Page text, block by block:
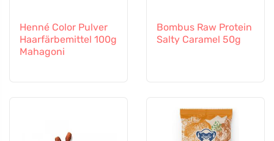
Henné Color Pulver
Haarfärbemittel 100g
Mahagoni
Bombus Raw Protein
Salty Caramel 50g